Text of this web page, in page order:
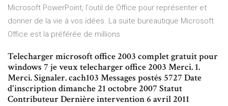
Microsoft PowerPoint, l'outil de Office pour représenter et
donner de la vie à vos idées. La suite bureautique Microsoft
Office est la préférée de millions
Telecharger microsoft office 2003 complet gratuit pour
windows 7 je veux telecharger office 2003 Merci. 1.
Merci. Signaler. cach103 Messages postés 5727 Date
d'inscription dimanche 21 octobre 2007 Statut
Contributeur Dernière intervention 6 avril 2011